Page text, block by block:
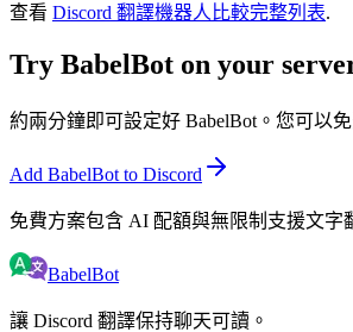
查看 Discord 翻譯機器人比較完整列表.
Try BabelBot on your
約兩分鐘即可設定好 BabelBot。您可以
Add BabelBot to Discord
免費方案包含 AI 配額與無限制支援文字
BabelBot
讓 Discord 翻譯保持聊天可讀。